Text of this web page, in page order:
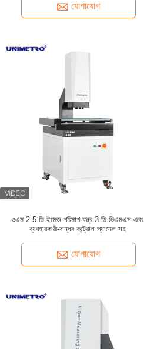
যোগাযোগ
ওএম 2.5 ডি ইমেজ পরিমাপ যন্ত্র 3 ডি ভিএমএস এবং
ব্যবহারকারী-বান্ধব কন্ট্রোল প্যানেল সহ
যোগাযোগ